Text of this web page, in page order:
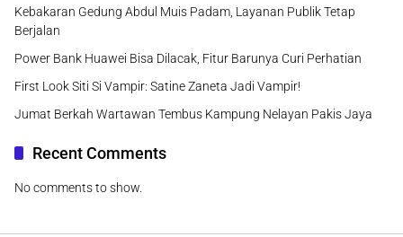
Kebakaran Gedung Abdul Muis Padam, Layanan Publik Tetap
Berjalan
Power Bank Huawei Bisa Dilacak, Fitur Barunya Curi Perhatian
First Look Siti Si Vampir: Satine Zaneta Jadi Vampir!
Jumat Berkah Wartawan Tembus Kampung Nelayan Pakis Jaya
Recent Comments
No comments to show.